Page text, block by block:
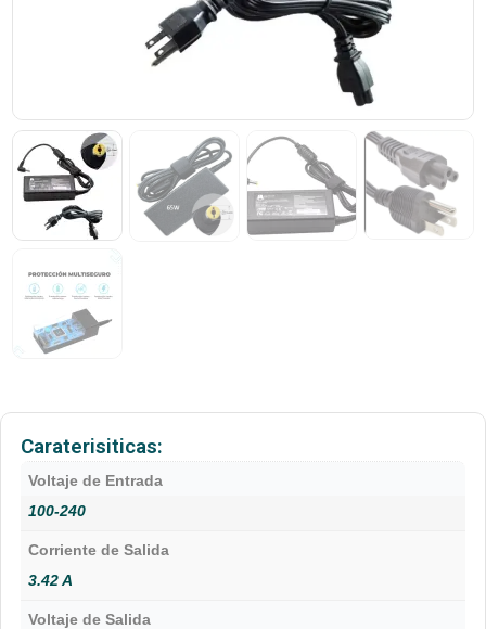
Caraterisiticas:
Voltaje de Entrada
100-240
Corriente de Salida
3.42 A
Voltaje de Salida